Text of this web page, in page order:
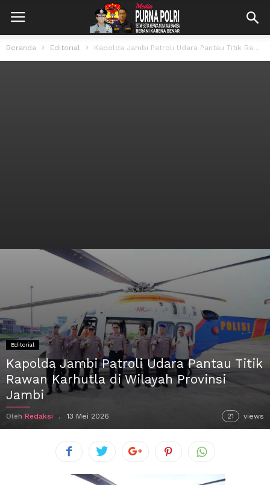
Beranda Editorial Kapolda Jambi Patroli Udara Pantau Titik Rawan Karhutla di Wilayah Provinsi Jambi
Editorial
Kapolda Jambi Patroli Udara Pantau Titik
Rawan Karhutla di Wilayah Provinsi
Jambi
Oleh Redaksi 13 Mei 2026 21 views